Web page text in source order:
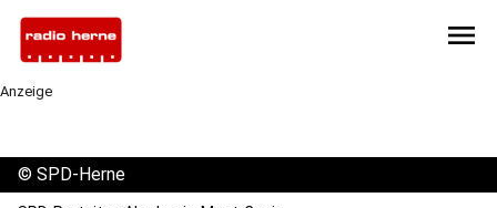
menu
Anzeige
© SPD-Herne